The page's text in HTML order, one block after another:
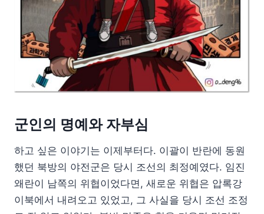
군인의 명예와 자부심
하고 싶은 이야기는 이제부터다. 이괄이 반란에 동원
했던 북방의 야전군은 당시 조선의 최정예였다. 임진
왜란이 남쪽의 위협이었다면, 새로운 위협은 압록강
이북에서 내려오고 있었고, 그 사실을 당시 조선 조정